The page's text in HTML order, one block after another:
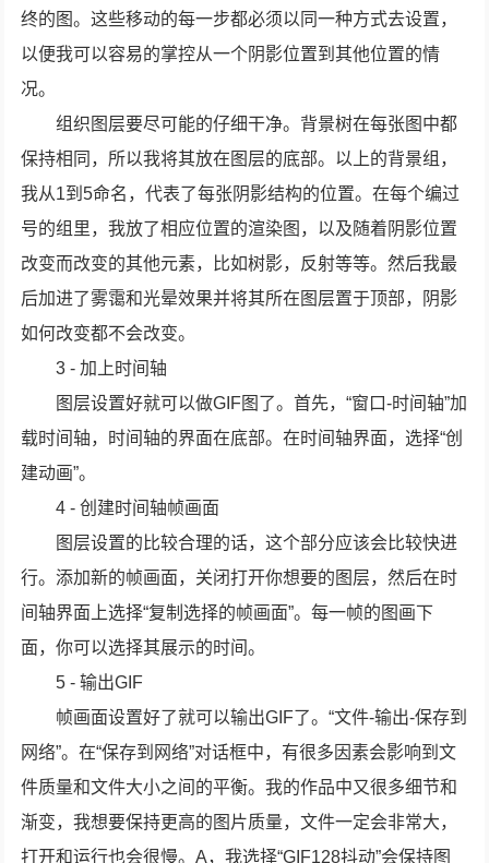
终的图。这些移动的每一步都必须以同一种方式去设置，
以便我可以容易的掌控从一个阴影位置到其他位置的情
况。
组织图层要尽可能的仔细干净。背景树在每张图中都
保持相同，所以我将其放在图层的底部。以上的背景组，
我从1到5命名，代表了每张阴影结构的位置。在每个编过
号的组里，我放了相应位置的渲染图，以及随着阴影位置
改变而改变的其他元素，比如树影，反射等等。然后我最
后加进了雾霭和光晕效果并将其所在图层置于顶部，阴影
如何改变都不会改变。
3 - 加上时间轴
图层设置好就可以做GIF图了。首先，“窗口-时间轴”加
载时间轴，时间轴的界面在底部。在时间轴界面，选择“创
建动画”。
4 - 创建时间轴帧画面
图层设置的比较合理的话，这个部分应该会比较快进
行。添加新的帧画面，关闭打开你想要的图层，然后在时
间轴界面上选择“复制选择的帧画面”。每一帧的图画下
面，你可以选择其展示的时间。
5 - 输出GIF
帧画面设置好了就可以输出GIF了。“文件-输出-保存到
网络”。在“保存到网络”对话框中，有很多因素会影响到文
件质量和文件大小之间的平衡。我的作品中又很多细节和
渐变，我想要保持更高的图片质量，文件一定会非常大，
打开和运行也会很慢。A，我选择“GIF128抖动”会保持图